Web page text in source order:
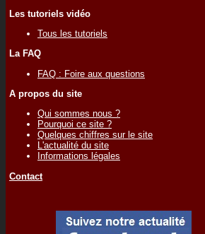
Les tutoriels vidéo
Tous les tutoriels
La FAQ
FAQ : Foire aux questions
A propos du site
Qui sommes nous ?
Pourquoi ce site ?
Quelques chiffres sur le site
L'actualité du site
Informations légales
Contact